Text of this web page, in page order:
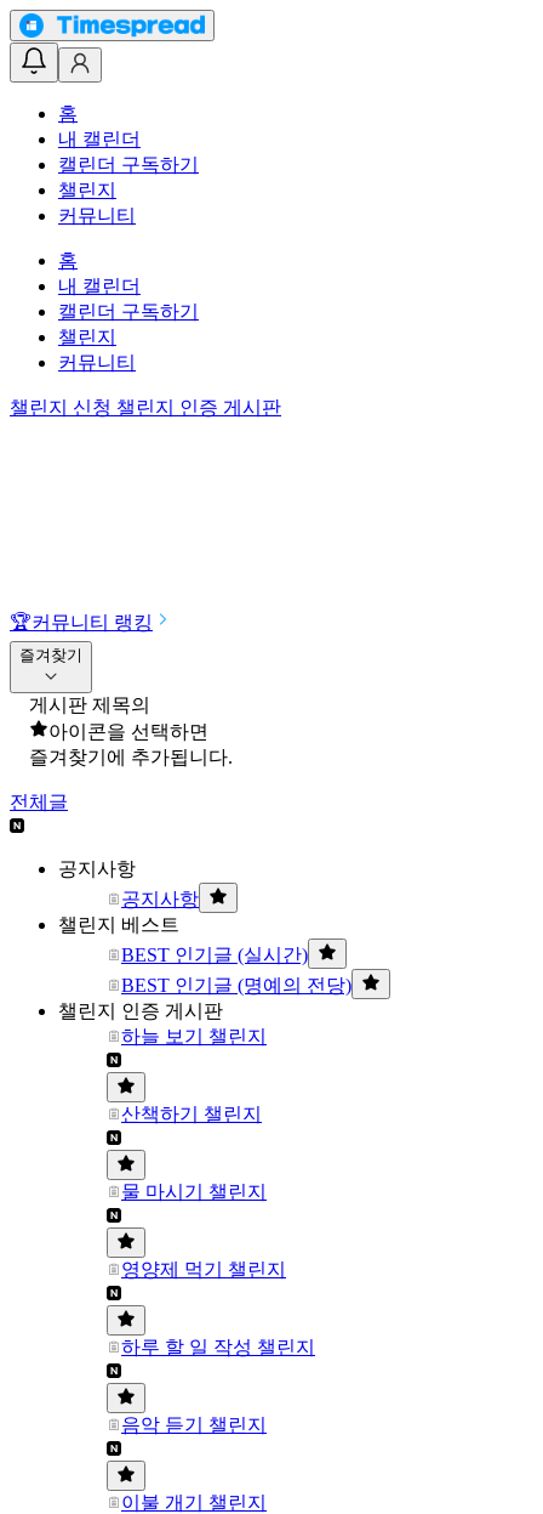
홈
내 캘린더
캘린더 구독하기
챌린지
커뮤니티
홈
내 캘린더
캘린더 구독하기
챌린지
커뮤니티
챌린지 신청 챌린지 인증 게시판
🏆커뮤니티 랭킹
즐겨찾기
게시판 제목의
아이콘을 선택하면
즐겨찾기에 추가됩니다.
전체글
공지사항
공지사항
챌린지 베스트
BEST 인기글 (실시간)
BEST 인기글 (명예의 전당)
챌린지 인증 게시판
하늘 보기 챌린지
산책하기 챌린지
물 마시기 챌린지
영양제 먹기 챌린지
하루 할 일 작성 챌린지
음악 듣기 챌린지
이불 개기 챌린지